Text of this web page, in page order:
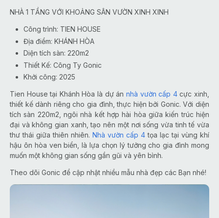
NHÀ 1 TẦNG VỚI KHOẢNG SÂN VƯỜN XINH XINH
Công trình: TIEN HOUSE
Địa điểm: KHÁNH HÒA
Diện tích sàn: 220m2
Thiết Kế: Công Ty Gonic
Khởi công: 2025
Tien House tại Khánh Hòa là dự án nhà vườn cấp 4cực xinh,
thiết kế dành riêng cho gia đình, thực hiện bởi Gonic. Với diện
tích sàn 220m2, ngôi nhà kết hợp hài hòa giữa kiến trúc hiện
đại và không gian xanh, tạo nên một nơi sống vừa tinh tế vừa
thư thái giữa thiên nhiên. Nhà vườn cấp 4 tọa lạc tại vùng khí
hậu ôn hòa ven biển, là lựa chọn lý tưởng cho gia đình mong
muốn một không gian sống gần gũi và yên bình.
Theo dõi Gonic để cập nhật nhiều mẫu nhà đẹp các Bạn nhé!